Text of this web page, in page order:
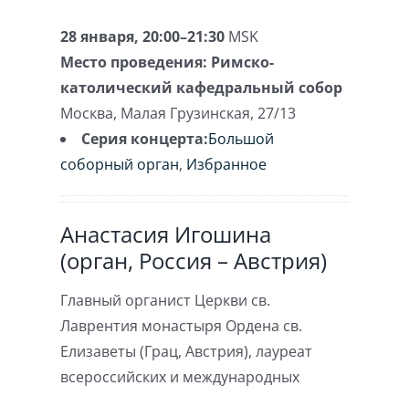
28 января, 20:00–21:30 MSK
Место проведения: Римско-
католический кафедральный собор
Москва, Малая Грузинская, 27/13
Серия концерта:Большой
соборный орган, Избранное
Анастасия Игошина
(орган, Россия – Австрия)
Главный органист Церкви св.
Лаврентия монастыря Ордена св.
Елизаветы (Грац, Австрия), лауреат
всероссийских и международных